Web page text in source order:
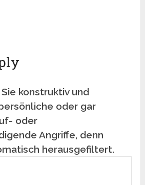
konstruktiv und
oder gar
oder
Angriffe, denn
herausgefiltert.